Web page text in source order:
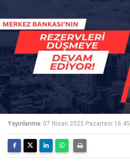
Yayınlanma: 07 Nisan 2025 Pazartesi 16:45